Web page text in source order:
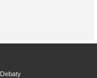
Debaty